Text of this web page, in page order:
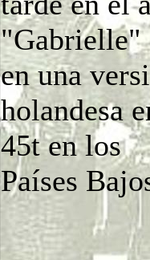
"Gabrielle"
en una
holandesa
45t en los
Países